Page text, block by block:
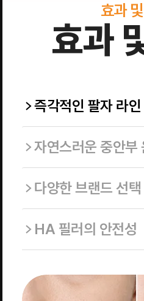
효과
효과
즉각적인 팔자 라인
자연스러운 중안부
다양한 브랜드 선택
HA 필러의 안전성